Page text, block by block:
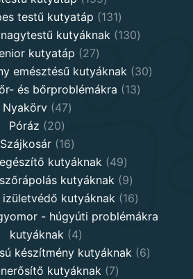
products
testű kutyatáp 131131
products
kutyáknak 130130
kutyatáp 2727
products
emésztésű kutyáknak 3030
és bőrproblémákra 1313
Nyakörv 4747
Póráz 2020
products
Szájkosár 1616
products
kutyáknak 4949
products
kutyáknak 99
products
izületvédő kutyáknak 1616
products
- húgyúti problémákra
kutyáknak
44
products
készítmény kutyáknak 66
kutyáknak 77